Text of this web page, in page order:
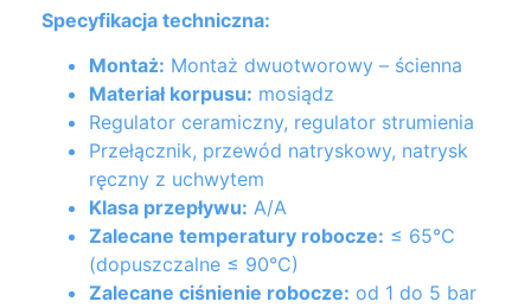
Specyfikacja techniczna:
Montaż: Montaż dwuotworowy – ścienna
Materiał korpusu: mosiądz
Regulator ceramiczny, regulator strumienia
Przełącznik, przewód natryskowy, natrysk
ręczny z uchwytem
Klasa przepływu: A/A
Zalecane temperatury robocze: ≤ 65°C
(dopuszczalne ≤ 90°C)
Zalecane ciśnienie robocze: od 1 do 5 bar